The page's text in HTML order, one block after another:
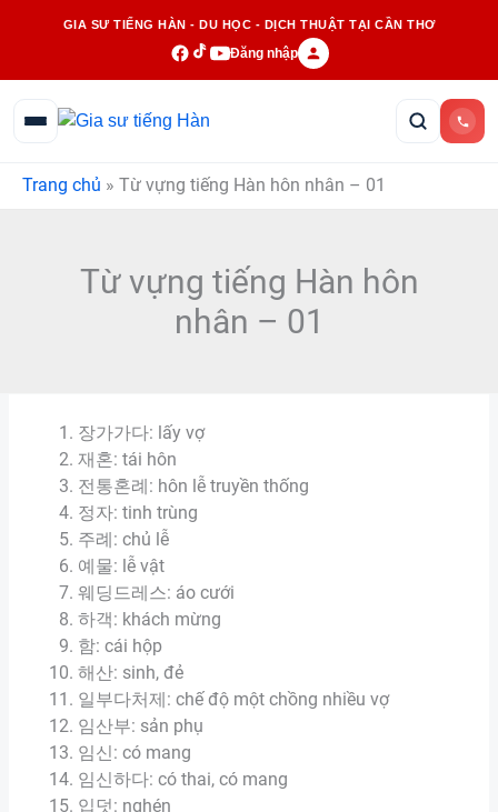
GIA SƯ TIẾNG HÀN - DU HỌC - DỊCH THUẬT TẠI CẦN THƠ
Đăng nhập
Trang chủ » Từ vựng tiếng Hàn hôn nhân – 01
Từ vựng tiếng Hàn hôn
nhân – 01
장가가다: lấy vợ
재혼: tái hôn
전통혼례: hôn lễ truyền thống
정자: tinh trùng
주례: chủ lễ
예물: lễ vật
웨딩드레스: áo cưới
하객: khách mừng
함: cái hộp
해산: sinh, đẻ
일부다처제: chế độ một chồng nhiều vợ
임산부: sản phụ
임신: có mang
임신하다: có thai, có mang
입덧: nghén